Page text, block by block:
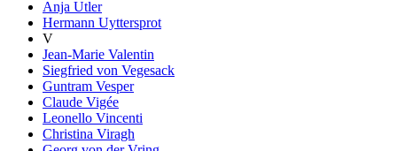
Anja Utler
Hermann Uyttersprot
V
Jean-Marie Valentin
Siegfried von Vegesack
Guntram Vesper
Claude Vigée
Leonello Vincenti
Christina Viragh